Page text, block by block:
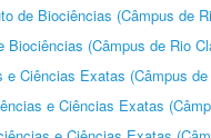
de Biociências (Câmpus de
Biociências (Câmpus de Rio
Ciências Exatas (Câmpus de
e Ciências Exatas